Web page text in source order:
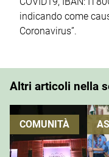
indicando come
Coronavirus”.
Altri articoli nella
COMUNITÀ